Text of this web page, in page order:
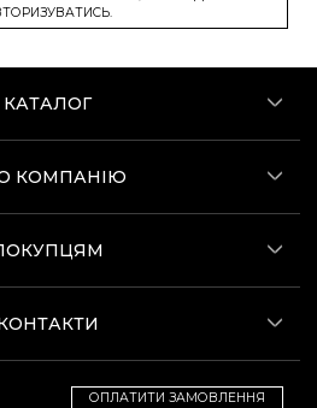
КАТАЛОГ
КОМПАНІЮ
ОПЛАТИТИ ЗАМОВЛЕННЯ